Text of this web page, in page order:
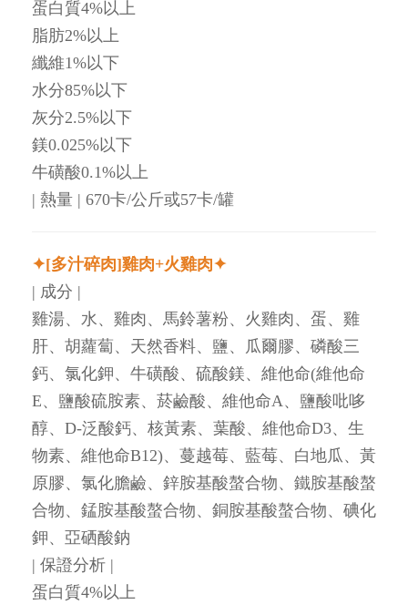
蛋白質4%以上
脂肪2%以上
纖維1%以下
水分85%以下
灰分2.5%以下
鎂0.025%以下
牛磺酸0.1%以上
| 熱量 | 670卡/公斤或57卡/罐
✦[多汁碎肉]雞肉+火雞肉✦
| 成分 |
雞湯、水、雞肉、馬鈴薯粉、火雞肉、蛋、雞
肝、胡蘿蔔、天然香料、鹽、瓜爾膠、磷酸三
鈣、氯化鉀、牛磺酸、硫酸鎂、維他命(維他命
E、鹽酸硫胺素、菸鹼酸、維他命A、鹽酸吡哆
醇、D-泛酸鈣、核黃素、葉酸、維他命D3、生
物素、維他命B12)、蔓越莓、藍莓、白地瓜、黃
原膠、氯化膽鹼、鋅胺基酸螯合物、鐵胺基酸螯
合物、錳胺基酸螯合物、銅胺基酸螯合物、碘化
鉀、亞硒酸鈉
| 保證分析 |
蛋白質4%以上